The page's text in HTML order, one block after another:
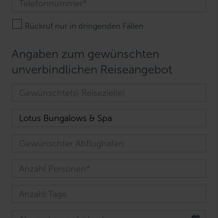
Rückruf nur in dringenden Fällen
Angaben zum gewünschten
unverbindlichen Reiseangebot